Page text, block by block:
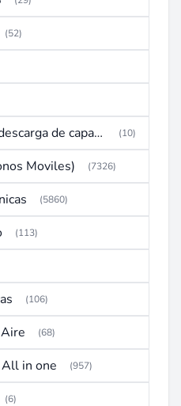
(52)
CDI(Ignicion por descarga de capacitor) (10)
Moviles) (7326)
(5860)
(113)
(106)
(68)
in one (957)
(6)